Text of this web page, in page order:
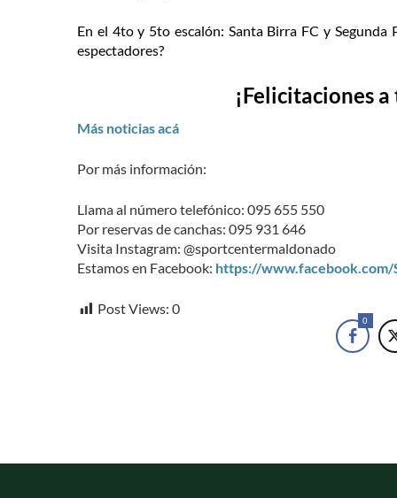
En el 4to y 5to escalón: Santa Birra FC y
espectadores?
¡Felicitaciones
Más noticias acá
Por más información:
Llama al número telefónico: 095 655 550
Por reservas de canchas: 095 931 646
Visita Instagram: @sportcentermaldonado
Estamos en Facebook: https://
Post Views: 0
0